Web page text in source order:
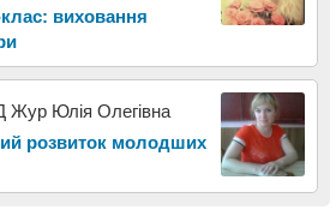
виховання
Жур Юлія Олегівна
розвиток молодших